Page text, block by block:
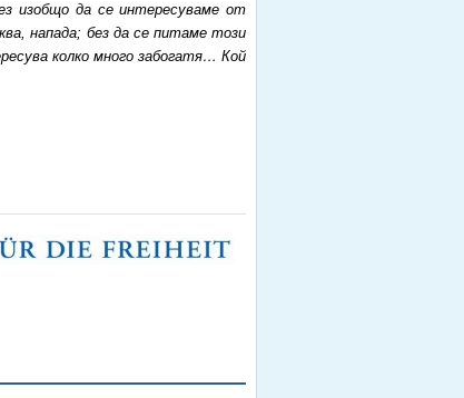
изобщо да се интересуваме от
напада; без да се питаме този
колко много забогатя… Кой